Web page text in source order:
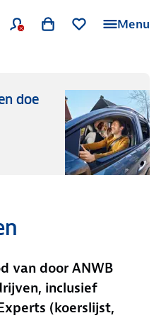
Menu
doe
van door ANWB
inclusief
(koerslijst,